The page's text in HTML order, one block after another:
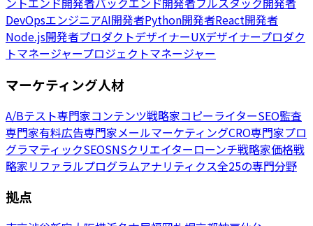
DevOpsエンジニアAI開発者Python開発者React開発者
Node.js開発者プロダクトデザイナーUXデザイナープロダク
トマネージャープロジェクトマネージャー
マーケティング人材
A/Bテスト専門家コンテンツ戦略家コピーライターSEO監査
専門家有料広告専門家メールマーケティングCRO専門家プロ
グラマティックSEOSNSクリエイターローンチ戦略家価格戦
略家リファラルプログラムアナリティクス全25の専門分野
拠点